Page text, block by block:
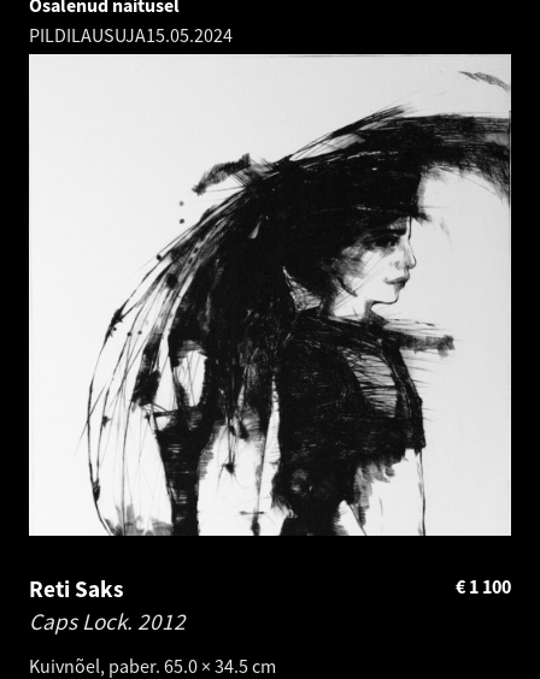
PILDILAUSUJA15.05.2024
Reti Saks
Caps Lock. 2012
Kuivnõel, paber. 65.0 × 34.5 cm
1 100
€